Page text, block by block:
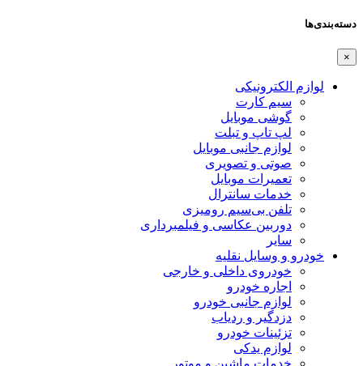
دسته‌بندی‌ها
×
لوازم الکترونیکی
سیم کارت
گوشی موبایل
لپ تاپ و تبلت
لوازم جانبی موبایل
صوتی و تصویری
تعمیرات موبایل
خدمات سانترال
تلفن بی‌سیم رومیزی
دوربین عکاسی و فیلمبرداری
سایر
خودرو و وسایل نقلیه
خودروی داخلی و خارجی
اجاره خودرو
لوازم جانبی خودرو
دزدگیر و ردیاب
تزئینات خودرو
لوازم یدکی